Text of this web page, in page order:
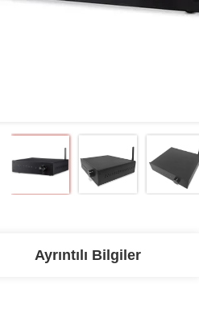
Ayrıntılı Bilgiler